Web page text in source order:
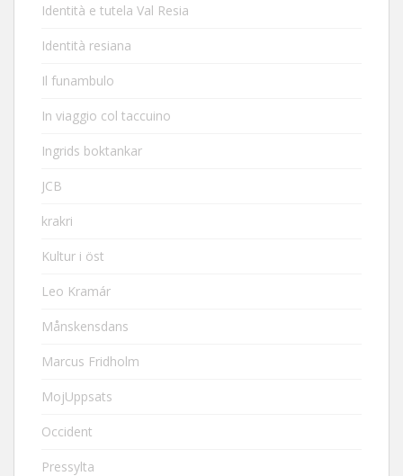
Identità e tutela Val Resia
Identità resiana
Il funambulo
In viaggio col taccuino
Ingrids boktankar
JCB
krakri
Kultur i öst
Leo Kramár
Månskensdans
Marcus Fridholm
MojUppsats
Occident
Pressylta